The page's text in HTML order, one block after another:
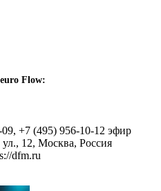
Flow:
+7 (495) 956-10-12 эфир
12, Москва, Россия
dfm.ru